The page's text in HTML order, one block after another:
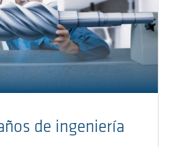
de ingeniería